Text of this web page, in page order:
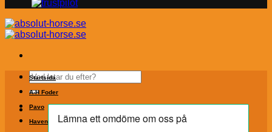
Sök
efter:
Startsida
A-H Foder
Pavo
Havens